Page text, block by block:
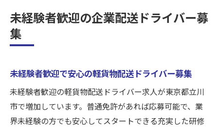
多摩地区で未経験から始める企業配送の道
介
未経験者歓迎の企業配送が人気なワケとは
女性ドライバーも安心の台募集環境の特徴
不在が少ない配送業務が働きやすさに直結
未経験者歓迎の企業配送ドライバー募
集
未経験者歓迎で安心の軽貨物配送ドライバー募集
未経験者歓迎の軽貨物配送ドライバー求人が東京都立川
市で増加しています。普通免許があれば応募可能で、業
界未経験の方でも安心してスタートできる充実した研修